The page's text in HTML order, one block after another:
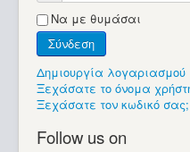
Να με θυμάσαι
Σύνδεση
Δημιουργία λογαριασμού
Ξεχάσατε το όνομα
Ξεχάσατε τον κωδικό σας;
Follow us on